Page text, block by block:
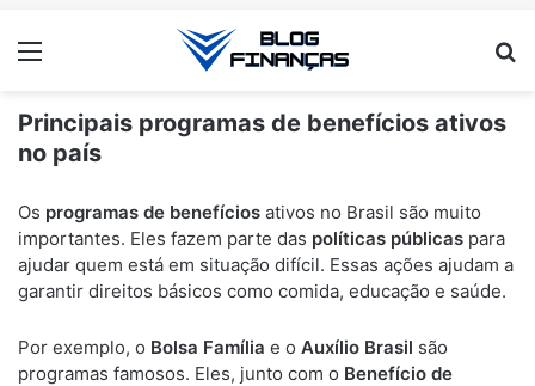
Menu
Principais programas de benefícios ativos
no país
Os programas de benefícios ativos no Brasil são muito
importantes. Eles fazem parte das políticas públicas para
ajudar quem está em situação difícil. Essas ações ajudam a
garantir direitos básicos como comida, educação e saúde.
Por exemplo, o Bolsa Família e o Auxílio Brasil são
programas famosos. Eles, junto com o Benefício de